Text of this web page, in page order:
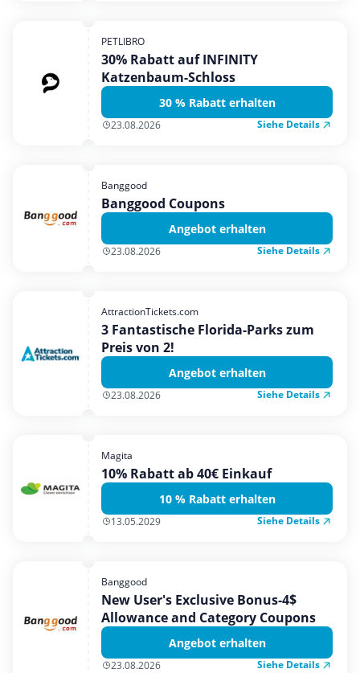
PETLIBRO
30% Rabatt auf INFINITY
Katzenbaum-Schloss
30 % Rabatt erhalten
23.08.2026 Siehe Details
Banggood
Banggood Coupons
Angebot erhalten
23.08.2026 Siehe Details
AttractionTickets.com
3 Fantastische Florida-Parks zum
Preis von 2!
Angebot erhalten
23.08.2026 Siehe Details
Magita
10% Rabatt ab 40€ Einkauf
10 % Rabatt erhalten
13.05.2029 Siehe Details
Banggood
New User's Exclusive Bonus-4$
Allowance and Category Coupons
Angebot erhalten
23.08.2026 Siehe Details